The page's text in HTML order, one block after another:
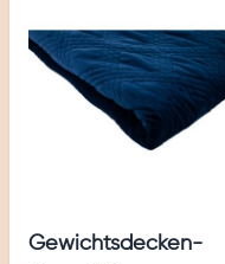
Gewichtsdecken-